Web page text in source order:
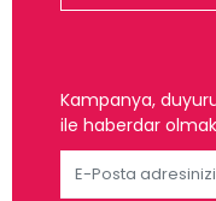
Kampanya,
ile haberdar